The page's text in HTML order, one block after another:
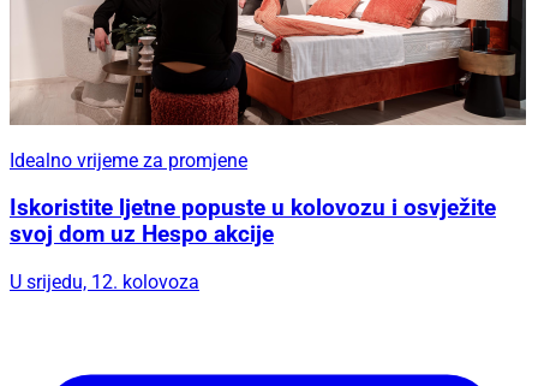
Idealno vrijeme za promjene
Iskoristite ljetne popuste u kolovozu i osvježite
svoj dom uz Hespo akcije
U srijedu, 12. kolovoza